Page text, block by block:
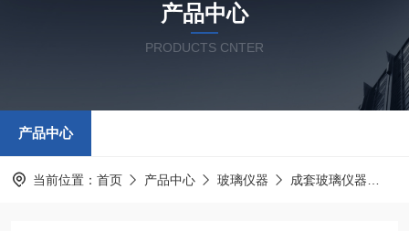
产品中心
PRODUCTS CNTER
产品中心
当前位置： 首页 产品中心 玻璃仪器 成套玻璃仪器